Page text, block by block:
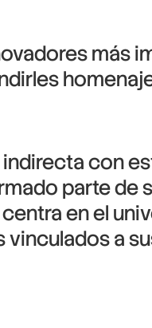
más
con
parte de
en el
a